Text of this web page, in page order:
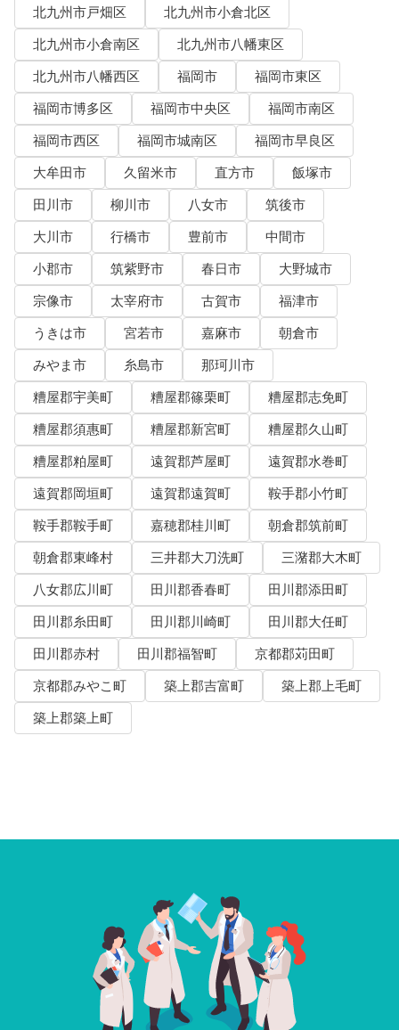
北九州市戸畑区
北九州市小倉北区
北九州市小倉南区
北九州市八幡東区
北九州市八幡西区
福岡市
福岡市東区
福岡市博多区
福岡市中央区
福岡市南区
福岡市西区
福岡市城南区
福岡市早良区
大牟田市
久留米市 直方市
飯塚市
田川市
柳川市 八女市
筑後市
大川市
行橋市 豊前市
中間市
小郡市
筑紫野市 春日市
大野城市
宗像市
太宰府市 古賀市
福津市
うきは市
宮若市 嘉麻市
朝倉市
みやま市
糸島市
那珂川市
糟屋郡宇美町
糟屋郡篠栗町
糟屋郡志免町
糟屋郡須惠町
糟屋郡新宮町
糟屋郡久山町
糟屋郡粕屋町
遠賀郡芦屋町
遠賀郡水巻町
遠賀郡岡垣町
遠賀郡遠賀町
鞍手郡小竹町
鞍手郡鞍手町
嘉穂郡桂川町
朝倉郡筑前町
朝倉郡東峰村
三井郡大刀洗町
三潴郡大木町
八女郡広川町
田川郡香春町
田川郡添田町
田川郡糸田町
田川郡川崎町
田川郡大任町
田川郡赤村
田川郡福智町
京都郡苅田町
京都郡みやこ町
築上郡吉富町
築上郡上毛町
築上郡築上町